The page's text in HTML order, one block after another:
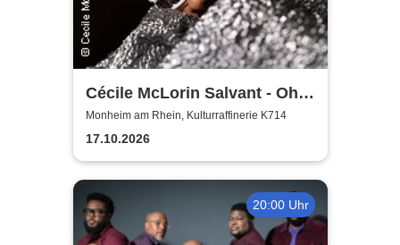
Cécile McLorin Salvant - Oh
Snap - Germany 2026
Monheim am Rhein, Kulturraffinerie K714
17.10.2026
20:00 Uhr